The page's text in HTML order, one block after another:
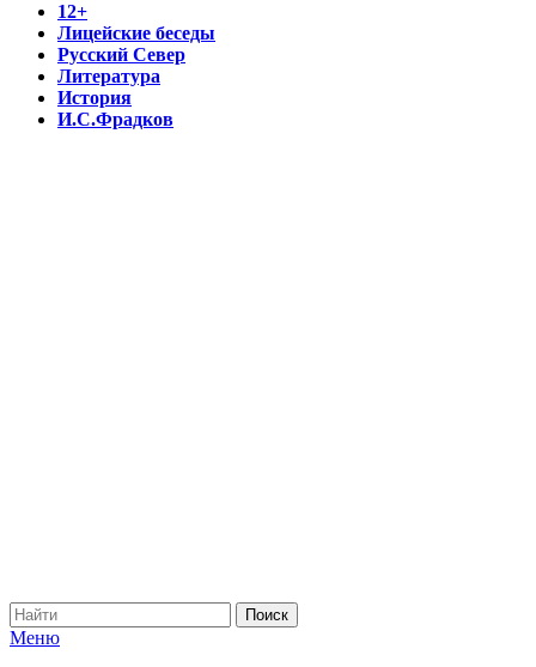
12+
Лицейские беседы
Русский Север
Литература
История
И.С.Фрадков
Меню